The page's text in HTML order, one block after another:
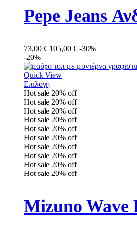
Pepe Jeans
73,00 € 105,00€ -30%
-20%
Quick View
Επιλογή
Hot sale 20% off
Hot sale 20% off
Hot sale 20% off
Hot sale 20% off
Hot sale 20% off
Hot sale 20% off
Hot sale 20% off
Hot sale 20% off
Hot sale 20% off
Hot sale 20% off
Mizuno Wave